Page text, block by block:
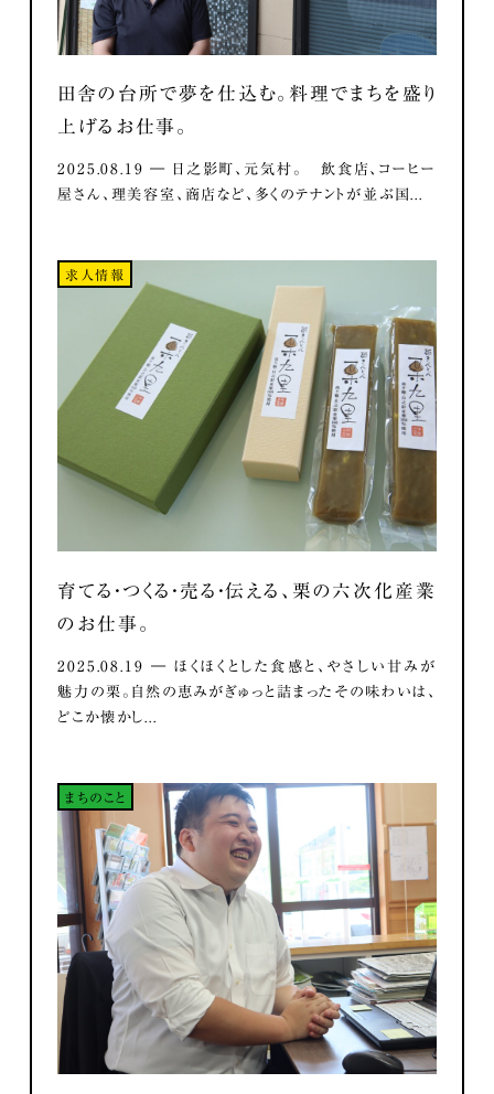
田舎の台所で夢を仕込む。料理でまちを盛り
上げるお仕事。
2025.08.19 ― 日之影町、元気村。 飲食店、コーヒー
屋さん、理美容室、商店など、多くのテナントが並ぶ国...
求人情報
育てる・つくる・売る・伝える、栗の六次化産業
のお仕事。
2025.08.19 ― ほくほくとした食感と、やさしい甘みが
魅力の栗。自然の恵みがぎゅっと詰まったその味わいは、
どこか懐かし...
まちのこと